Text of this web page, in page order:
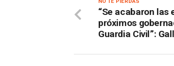
“Se acabaron las
próximos
Guardia Civil”: